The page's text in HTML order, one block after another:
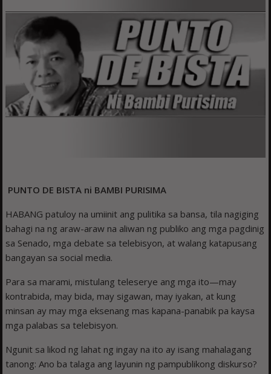
PUNTO DE BISTA ni BAMBI PURISIMA
HABANG patuloy na umiinit ang pulitika sa bansa, tila nagiging
bahagi na ng araw-araw na aliwan ng publiko ang mga pagdinig
sa Senado, mga debate sa telebisyon, at walang katapusang
bangayan sa social media.
Para sa marami, mistulang teleserye ang mga ito—may
kontrabida, may bida, may sigawan, may iyakan, at kung
minsan ay may mga eksenang mas kapana-panabik pa kaysa
mga palabas sa telebisyon.
Ngunit sa likod ng lahat ng ingay na ito ay isang mahalagang
tanong: Ano ba talaga ang layunin ng pampublikong diskurso?